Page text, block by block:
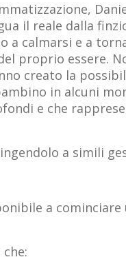
il reale dalla
a calmarsi e a
proprio essere.
creato la
in alcuni
e che
a simili
a